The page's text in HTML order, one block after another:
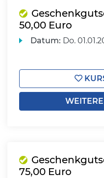
50,00 Euro
Datum: Do.
75,00 Euro